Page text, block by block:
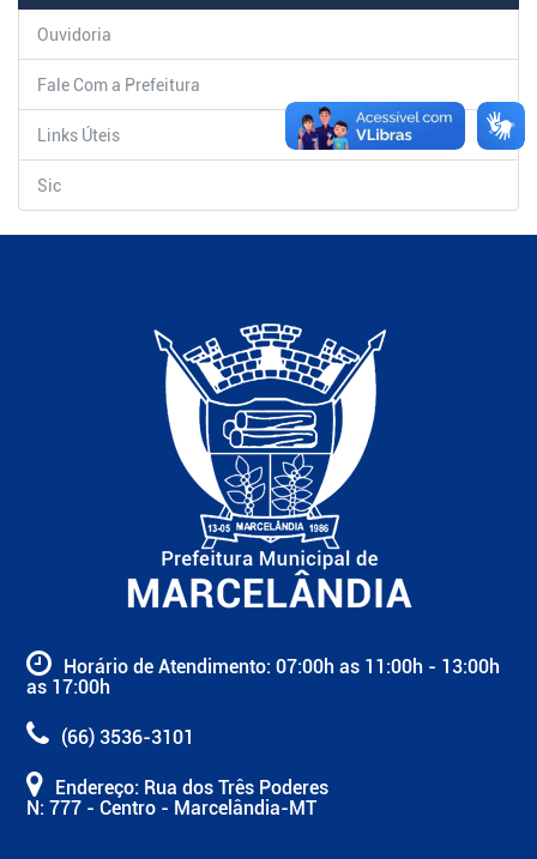
Ouvidoria
Fale Com a Prefeitura
Links Úteis
Sic
Horário de Atendimento: 07:00h as 11:00h - 13:00h
as 17:00h
(66) 3536-3101
Endereço: Rua dos Três Poderes
N: 777 - Centro - Marcelândia-MT